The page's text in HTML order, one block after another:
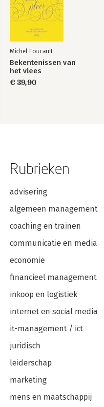
Michel Foucault
Bekentenissen van
het vlees
€ 39,90
Rubrieken
advisering
algemeen management
coaching en trainen
communicatie en media
economie
financieel management
inkoop en logistiek
internet en social media
it-management / ict
juridisch
leiderschap
marketing
mens en maatschappij